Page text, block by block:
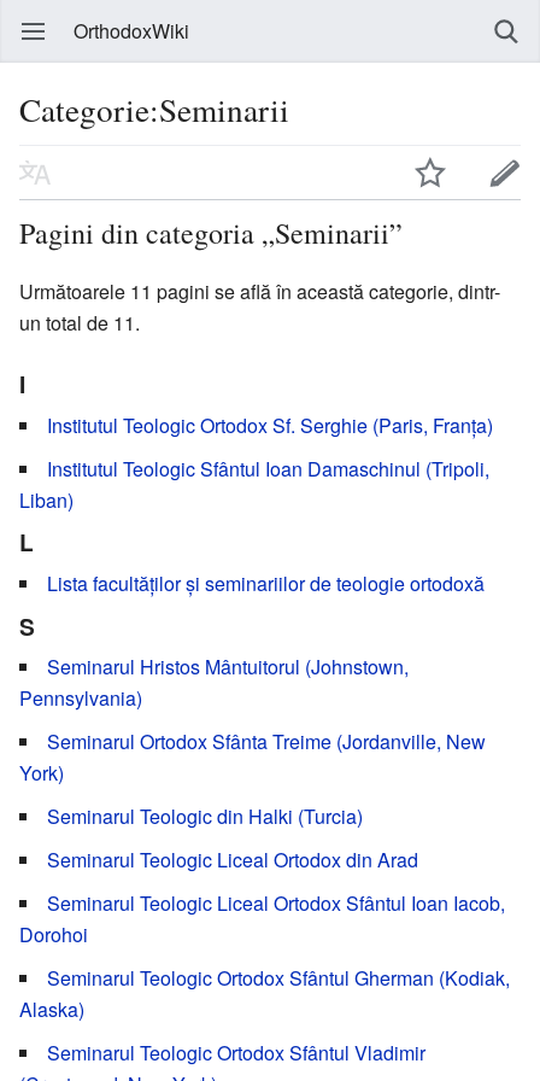
OrthodoxWiki
Categorie:Seminarii
Pagini din categoria „Seminarii”
Următoarele 11 pagini se află în această categorie, dintr-
un total de 11.
I
Institutul Teologic Ortodox Sf. Serghie (Paris, Franța)
Institutul Teologic Sfântul Ioan Damaschinul (Tripoli,
Liban)
L
Lista facultăților și seminariilor de teologie ortodoxă
S
Seminarul Hristos Mântuitorul (Johnstown,
Pennsylvania)
Seminarul Ortodox Sfânta Treime (Jordanville, New
York)
Seminarul Teologic din Halki (Turcia)
Seminarul Teologic Liceal Ortodox din Arad
Seminarul Teologic Liceal Ortodox Sfântul Ioan Iacob,
Dorohoi
Seminarul Teologic Ortodox Sfântul Gherman (Kodiak,
Alaska)
Seminarul Teologic Ortodox Sfântul Vladimir